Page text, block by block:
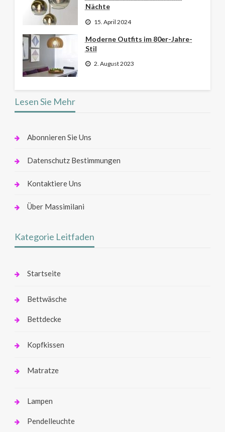
Nächte
15. April 2024
Moderne Outfits im 80er-Jahre-
Stil
2. August 2023
Lesen Sie Mehr
Abonnieren Sie Uns
Datenschutz Bestimmungen
Kontaktiere Uns
Über Massimilani
Kategorie Leitfaden
Startseite
Bettwäsche
Bettdecke
Kopfkissen
Matratze
Lampen
Pendelleuchte